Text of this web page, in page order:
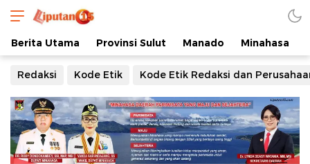
Berita Utama Provinsi Sulut Manado Minahasa
Redaksi Kode Etik Kode Etik Redaksi dan